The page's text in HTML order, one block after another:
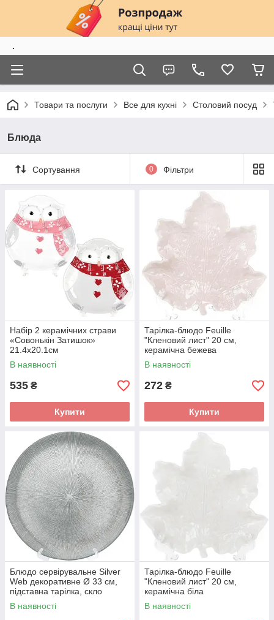
.
Товари та послуги Все для кухні Столовий посуд
Блюда
Сортування 0 Фільтри
Набір 2 керамічних страви
«Совонькін Затишок»
21.4х20.1см
В наявності
535 ₴
Купити
Тарілка-блюдо Feuille
"Кленовий лист" 20 см,
керамічна бежева
В наявності
272 ₴
Купити
Блюдо сервірувальне Silver
Web декоративне Ø 33 см,
підставна тарілка, скло
В наявності
Тарілка-блюдо Feuille
"Кленовий лист" 20 см,
керамічна біла
В наявності